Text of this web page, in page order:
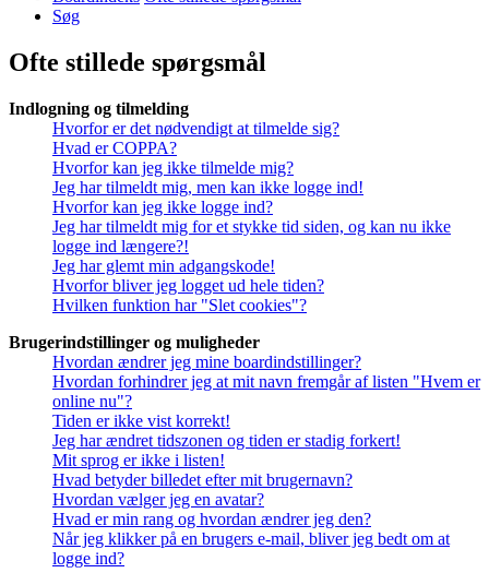
Søg
Ofte stillede spørgsmål
Indlogning og tilmelding
Hvorfor er det nødvendigt at tilmelde sig?
Hvad er COPPA?
Hvorfor kan jeg ikke tilmelde mig?
Jeg har tilmeldt mig, men kan ikke logge ind!
Hvorfor kan jeg ikke logge ind?
Jeg har tilmeldt mig for et stykke tid siden, og kan nu ikke
logge ind længere?!
Jeg har glemt min adgangskode!
Hvorfor bliver jeg logget ud hele tiden?
Hvilken funktion har "Slet cookies"?
Brugerindstillinger og muligheder
Hvordan ændrer jeg mine boardindstillinger?
Hvordan forhindrer jeg at mit navn fremgår af listen "Hvem er
online nu"?
Tiden er ikke vist korrekt!
Jeg har ændret tidszonen og tiden er stadig forkert!
Mit sprog er ikke i listen!
Hvad betyder billedet efter mit brugernavn?
Hvordan vælger jeg en avatar?
Hvad er min rang og hvordan ændrer jeg den?
Når jeg klikker på en brugers e-mail, bliver jeg bedt om at
logge ind?